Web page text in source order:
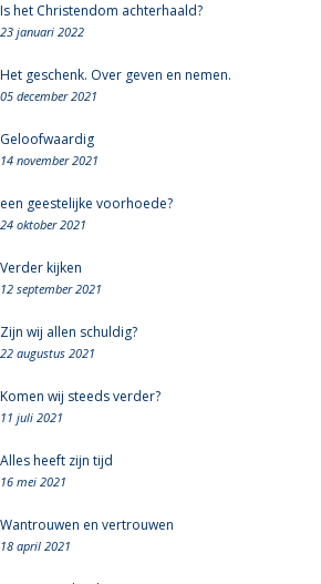
Is het Christendom achterhaald?
23 januari 2022
Het geschenk. Over geven en nemen.
05 december 2021
Geloofwaardig
14 november 2021
een geestelijke voorhoede?
24 oktober 2021
Verder kijken
12 september 2021
Zijn wij allen schuldig?
22 augustus 2021
Komen wij steeds verder?
11 juli 2021
Alles heeft zijn tijd
16 mei 2021
Wantrouwen en vertrouwen
18 april 2021